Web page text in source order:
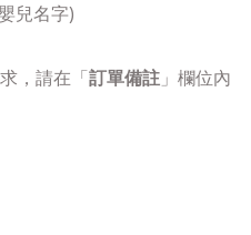
兒名字)
，請在「訂單備註 」欄位內